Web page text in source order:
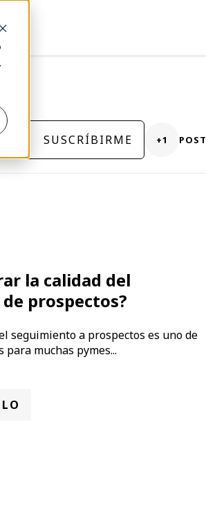
SUSCRÍBIRME +1 POST
la calidad del
prospectos?
seguimiento a prospectos es uno de
muchas pymes...